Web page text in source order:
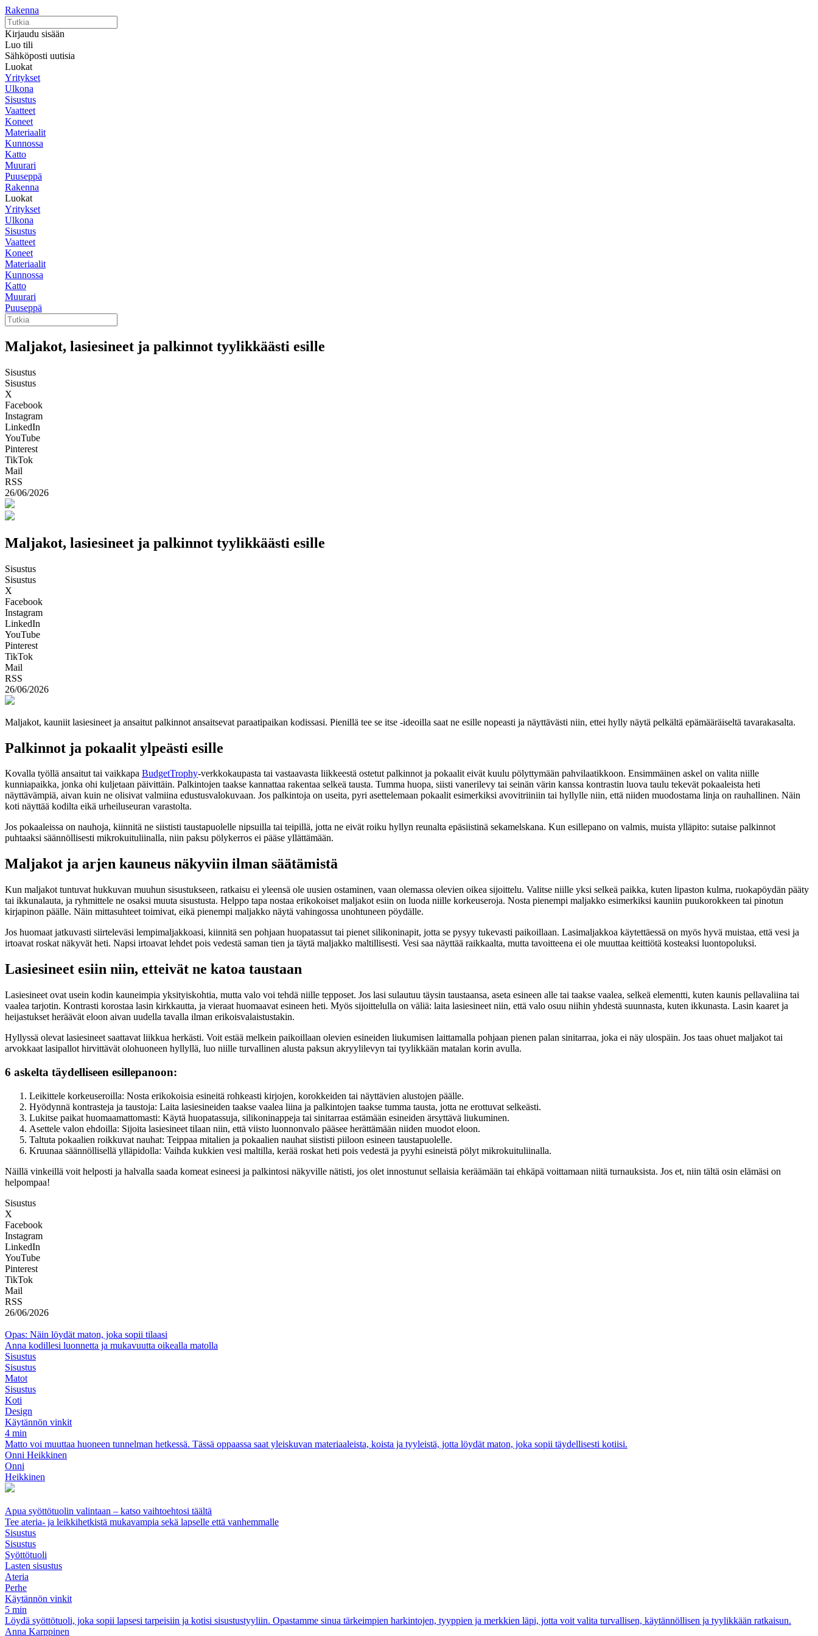
Rakenna
Kirjaudu sisään
Luo tili
Sähköposti uutisia
Luokat
Yritykset
Ulkona
Sisustus
Vaatteet
Koneet
Materiaalit
Kunnossa
Katto
Muurari
Puuseppä
Rakenna
Luokat
Yritykset
Ulkona
Sisustus
Vaatteet
Koneet
Materiaalit
Kunnossa
Katto
Muurari
Puuseppä
Maljakot, lasiesineet ja palkinnot tyylikkäästi esille
Sisustus
Sisustus
X
Facebook
Instagram
LinkedIn
YouTube
Pinterest
TikTok
Mail
RSS
26/06/2026
Maljakot, lasiesineet ja palkinnot tyylikkäästi esille
Sisustus
Sisustus
X
Facebook
Instagram
LinkedIn
YouTube
Pinterest
TikTok
Mail
RSS
26/06/2026
Maljakot, kauniit lasiesineet ja ansaitut palkinnot ansaitsevat paraatipaikan kodissasi. Pienillä tee se itse -ideoilla saat ne esille nopeasti ja näyttävästi niin, ettei hylly näytä pelkältä epämääräiseltä tavarakasalta.
Palkinnot ja pokaalit ylpeästi esille
Kovalla työllä ansaitut tai vaikkapa BudgetTrophy-verkkokaupasta tai vastaavasta liikkeestä ostetut palkinnot ja pokaalit eivät kuulu pölyttymään pahvilaatikkoon. Ensimmäinen askel on valita niille
kunniapaikka, jonka ohi kuljetaan päivittäin. Palkintojen taakse kannattaa rakentaa selkeä tausta. Tumma huopa, siisti vanerilevy tai seinän värin kanssa kontrastin luova taulu tekevät pokaaleista heti
näyttävämpiä, aivan kuin ne olisivat valmiina edustusvalokuvaan. Jos palkintoja on useita, pyri asettelemaan pokaalit esimerkiksi avovitriiniin tai hyllylle niin, että niiden muodostama linja on rauhallinen. Näin
koti näyttää kodilta eikä urheiluseuran varastolta.
Jos pokaaleissa on nauhoja, kiinnitä ne siististi taustapuolelle nipsuilla tai teipillä, jotta ne eivät roiku hyllyn reunalta epäsiistinä sekamelskana. Kun esillepano on valmis, muista ylläpito: sutaise palkinnot
puhtaaksi säännöllisesti mikrokuituliinalla, niin paksu pölykerros ei pääse yllättämään.
Maljakot ja arjen kauneus näkyviin ilman säätämistä
Kun maljakot tuntuvat hukkuvan muuhun sisustukseen, ratkaisu ei yleensä ole uusien ostaminen, vaan olemassa olevien oikea sijoittelu. Valitse niille yksi selkeä paikka, kuten lipaston kulma, ruokapöydän pääty
tai ikkunalauta, ja ryhmittele ne osaksi muuta sisustusta. Helppo tapa nostaa erikokoiset maljakot esiin on luoda niille korkeuseroja. Nosta pienempi maljakko esimerkiksi kauniin puukorokkeen tai pinotun
kirjapinon päälle. Näin mittasuhteet toimivat, eikä pienempi maljakko näytä vahingossa unohtuneen pöydälle.
Jos huomaat jatkuvasti siirteleväsi lempimaljakkoasi, kiinnitä sen pohjaan huopatassut tai pienet silikoninapit, jotta se pysyy tukevasti paikoillaan. Lasimaljakkoa käytettäessä on myös hyvä muistaa, että vesi ja
irtoavat roskat näkyvät heti. Napsi irtoavat lehdet pois vedestä saman tien ja täytä maljakko maltillisesti. Vesi saa näyttää raikkaalta, mutta tavoitteena ei ole muuttaa keittiötä kosteaksi luontopoluksi.
Lasiesineet esiin niin, etteivät ne katoa taustaan
Lasiesineet ovat usein kodin kauneimpia yksityiskohtia, mutta valo voi tehdä niille tepposet. Jos lasi sulautuu täysin taustaansa, aseta esineen alle tai taakse vaalea, selkeä elementti, kuten kaunis pellavaliina tai
vaalea tarjotin. Kontrasti korostaa lasin kirkkautta, ja vieraat huomaavat esineen heti. Myös sijoittelulla on väliä: laita lasiesineet niin, että valo osuu niihin yhdestä suunnasta, kuten ikkunasta. Lasin kaaret ja
heijastukset heräävät eloon aivan uudella tavalla ilman erikoisvalaistustakin.
Hyllyssä olevat lasiesineet saattavat liikkua herkästi. Voit estää melkein paikoillaan olevien esineiden liukumisen laittamalla pohjaan pienen palan sinitarraa, joka ei näy ulospäin. Jos taas ohuet maljakot tai
arvokkaat lasipallot hirvittävät olohuoneen hyllyllä, luo niille turvallinen alusta paksun akryylilevyn tai tyylikkään matalan korin avulla.
6 askelta täydelliseen esillepanoon:
Leikittele korkeuseroilla: Nosta erikokoisia esineitä rohkeasti kirjojen, korokkeiden tai näyttävien alustojen päälle.
Hyödynnä kontrasteja ja taustoja: Laita lasiesineiden taakse vaalea liina ja palkintojen taakse tumma tausta, jotta ne erottuvat selkeästi.
Lukitse paikat huomaamattomasti: Käytä huopatassuja, silikoninappeja tai sinitarraa estämään esineiden ärsyttävä liukuminen.
Asettele valon ehdoilla: Sijoita lasiesineet tilaan niin, että viisto luonnonvalo pääsee herättämään niiden muodot eloon.
Taltuta pokaalien roikkuvat nauhat: Teippaa mitalien ja pokaalien nauhat siististi piiloon esineen taustapuolelle.
Kruunaa säännöllisellä ylläpidolla: Vaihda kukkien vesi maltilla, kerää roskat heti pois vedestä ja pyyhi esineistä pölyt mikrokuituliinalla.
Näillä vinkeillä voit helposti ja halvalla saada komeat esineesi ja palkintosi näkyville nätisti, jos olet innostunut sellaisia keräämään tai ehkäpä voittamaan niitä turnauksista. Jos et, niin tältä osin elämäsi on
helpompaa!
Sisustus
X
Facebook
Instagram
LinkedIn
YouTube
Pinterest
TikTok
Mail
RSS
26/06/2026
Opas: Näin löydät maton, joka sopii tilaasi
Anna kodillesi luonnetta ja mukavuutta oikealla matolla
Sisustus
Sisustus
Matot
Sisustus
Koti
Design
Käytännön vinkit
4 min
Matto voi muuttaa huoneen tunnelman hetkessä. Tässä oppaassa saat yleiskuvan materiaaleista, koista ja tyyleistä, jotta löydät maton, joka sopii täydellisesti kotiisi.
Onni Heikkinen
Onni
Heikkinen
Apua syöttötuolin valintaan – katso vaihtoehtosi täältä
Tee ateria- ja leikkihetkistä mukavampia sekä lapselle että vanhemmalle
Sisustus
Sisustus
Syöttötuoli
Lasten sisustus
Ateria
Perhe
Käytännön vinkit
5 min
Löydä syöttötuoli, joka sopii lapsesi tarpeisiin ja kotisi sisustustyyliin. Opastamme sinua tärkeimpien harkintojen, tyyppien ja merkkien läpi, jotta voit valita turvallisen, käytännöllisen ja tyylikkään ratkaisun.
Anna Karppinen